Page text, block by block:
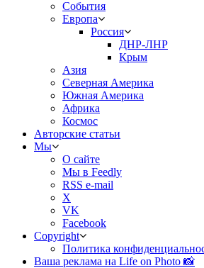
События
Европа
Россия
ДНР-ЛНР
Крым
Азия
Северная Америка
Южная Америка
Африка
Космос
Авторские статьи
Мы
О сайте
Мы в Feedly
RSS e-mail
X
VK
Facebook
Copyright
Политика
Ваша реклама на Life on Photo 📸